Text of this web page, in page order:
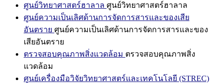
ศูนย์วิทยาศาสตร์ฮาลาล ศูนย์วิทยาศาสตร์ฮาลาล
ศูนย์ความเป็นเลิศด้านการจัดการสารและของเสีย
อันตราย ศูนย์ความเป็นเลิศด้านการจัดการสารและของ
เสียอันตราย
ตรวจสอบคุณภาพสิ่งแวดล้อม ตรวจสอบคุณภาพสิ่ง
แวดล้อม
ศูนย์เครื่องมือวิจัยวิทยาศาสตร์และเทคโนโลยี (STREC)